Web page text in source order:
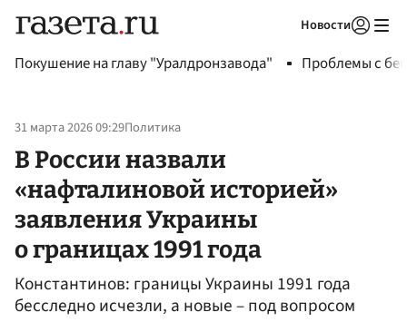
Новости
Покушение на главу "Уралдронзавода" Проблемы с
31 марта 2026 09:29Политика
В России назвали
«нафталиновой историей»
заявления Украины
о границах 1991 года
Константинов: границы Украины 1991 года
бесследно исчезли, а новые – под вопросом